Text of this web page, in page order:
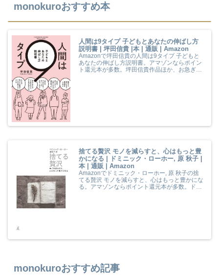
monokuroおすすめ本
人間は9タイプ 子どもとあなたの伸ばし方
説明書 | 坪田信貴 |本 | 通販 | Amazon
Amazonで坪田信貴の人間は9タイプ 子どもと
あなたの伸ばし方説明書。アマゾンならポイン
ト還元本が多数。坪田信貴作品ほか、お急ぎ便
捨てる贅沢 モノを減らすと、心はもっと豊
かになる | ドミニック・ローホー, 原 秋子 |
本 | 通販 | Amazon
Amazonでドミニック・ローホー, 原 秋子の捨
てる贅沢 モノを減らすと、心はもっと豊かにな
る。アマゾンならポイント還元本が多数。ドミ
monokuroおすすめ記事